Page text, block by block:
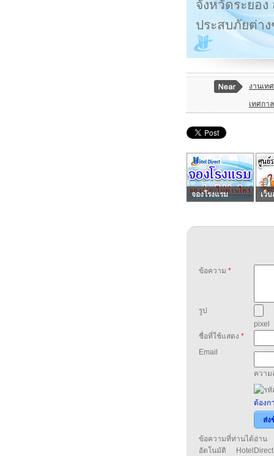
จังหวัดระยอ
ประสบภัยต่าง
งานเท
เทศกา
จองโรงแรม เว็
ข้อความ *
รูป
pixel
ชื่อที่ใช้แสดง *
Email
ความ
ต้องก
ส่ง
ข้อความที่ท่านได้อ่าน
อัตโนมัติ